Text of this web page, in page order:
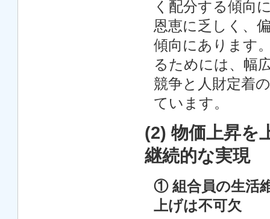
く配分する傾向
恩恵に乏しく、
傾向にあります
るためには、幅
競争と人財定着
ています。
(2) 物価上昇を
継続的な実現
① 組合員の生活
上げは不可欠